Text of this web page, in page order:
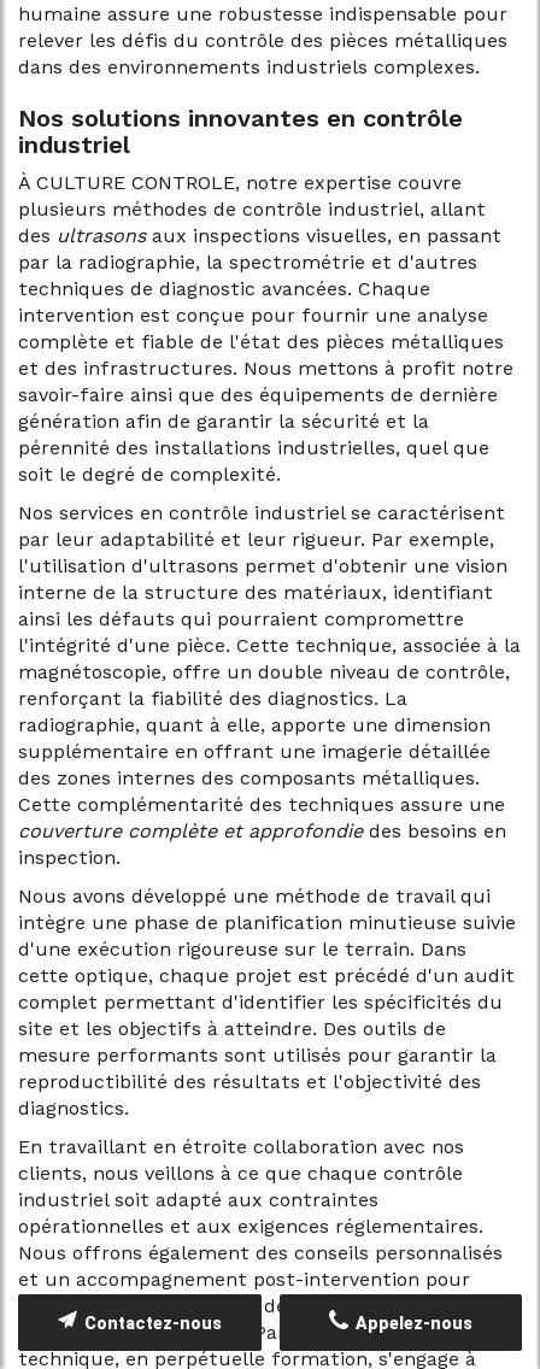
humaine assure une robustesse indispensable pour
relever les défis du contrôle des pièces métalliques
dans des environnements industriels complexes.
Nos solutions innovantes en contrôle
industriel
À CULTURE CONTROLE, notre expertise couvre
plusieurs méthodes de contrôle industriel, allant
des ultrasonsaux inspections visuelles, en passant
par la radiographie, la spectrométrie et d'autres
techniques de diagnostic avancées. Chaque
intervention est conçue pour fournir une analyse
complète et fiable de l'état des pièces métalliques
et des infrastructures. Nous mettons à profit notre
savoir-faire ainsi que des équipements de dernière
génération afin de garantir la sécurité et la
pérennité des installations industrielles, quel que
soit le degré de complexité.
Nos services en contrôle industriel se caractérisent
par leur adaptabilité et leur rigueur. Par exemple,
l'utilisation d'ultrasons permet d'obtenir une vision
interne de la structure des matériaux, identifiant
ainsi les défauts qui pourraient compromettre
l'intégrité d'une pièce. Cette technique, associée à la
magnétoscopie, offre un double niveau de contrôle,
renforçant la fiabilité des diagnostics. La
radiographie, quant à elle, apporte une dimension
supplémentaire en offrant une imagerie détaillée
des zones internes des composants métalliques.
Cette complémentarité des techniques assure une
couverture complète et approfondiedes besoins en
inspection.
Nous avons développé une méthode de travail qui
intègre une phase de planification minutieuse suivie
d'une exécution rigoureuse sur le terrain. Dans
cette optique, chaque projet est précédé d'un audit
complet permettant d'identifier les spécificités du
site et les objectifs à atteindre. Des outils de
mesure performants sont utilisés pour garantir la
reproductibilité des résultats et l'objectivité des
diagnostics.
En travaillant en étroite collaboration avec nos
clients, nous veillons à ce que chaque contrôle
industriel soit adapté aux contraintes
opérationnelles et aux exigences réglementaires.
Nous offrons également des conseils personnalisés
et un accompagnement post-intervention pour
assurer la mise en œuvre de solutions de
maintenance préventive
. Par ailleurs, notre équipe
technique, en perpétuelle formation, s'engage à
Appelez-nous
Contactez-nous